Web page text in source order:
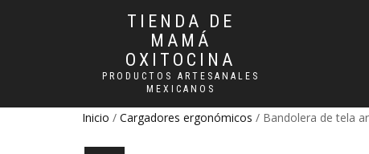
TIENDA DE
MAMÁ
OXITOCINA
PRODUCTOS ARTESANALES
MEXICANOS
Inicio / Cargadores ergonómicos / Bandolera de tela